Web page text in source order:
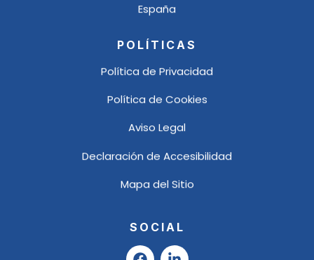
España
POLÍTICAS
Política de Privacidad
Política de Cookies
Aviso Legal
Declaración de Accesibilidad
Mapa del Sitio
SOCIAL
F
L